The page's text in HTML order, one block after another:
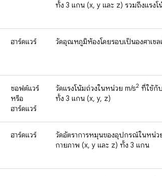
ทั้ง 3 แกน (x, y และ z) รวมถึงแรงโ
ฮาร์ดแวร์ วัดอุณหภูมิห้องโดยรอบเป็นองศาเซล
ซอฟต์แวร์
หรือ
ฮาร์ดแวร์
วัดแรงโน้มถ่วงในหน่วย m/s2 ที่ใช้กั
ทั้ง 3 แกน (x, y, z)
ฮาร์ดแวร์
วัดอัตราการหมุนของอุปกรณ์ในหน่ว
กายภาพ (x, y และ z) ทั้ง 3 แกน